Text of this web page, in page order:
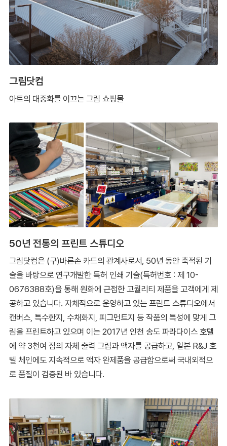
그림닷컴
아트의 대중화를 이끄는 그림 쇼핑몰
50년 전통의 프린트 스튜디오
그림닷컴은 (구)바른손 카드의 관계사로서, 50년 동안 축적된 기
술을 바탕으로 연구개발한 특허 인쇄 기술(특허번호 : 제 10-
0676388호)을 통해 원화에 근접한 고퀄리티 제품을 고객에게 제
공하고 있습니다. 자체적으로 운영하고 있는 프린트 스튜디오에서
캔버스, 특수한지, 수채화지, 피그먼트지 등 작품의 특성에 맞게 그
림을 프린트하고 있으며 이는 2017년 인천 송도 파라다이스 호텔
에 약 3천여 점의 자체 출력 그림과 액자를 공급하고, 일본 R&J 호
텔 체인에도 지속적으로 액자 완제품을 공급함으로써 국내외적으
로 품질이 검증된 바 있습니다.